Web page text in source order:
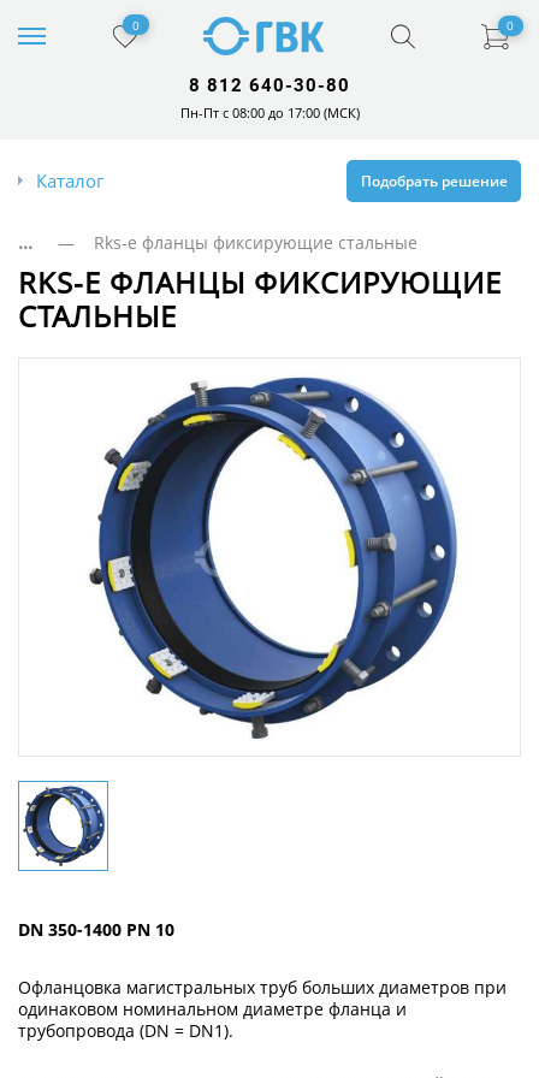
0 0
8 812 640-30-80
Пн-Пт с 08:00 до 17:00 (МСК)
Каталог Подобрать решение
... — Rks-e фланцы фиксирующие стальные
RKS-E ФЛАНЦЫ ФИКСИРУЮЩИЕ
СТАЛЬНЫЕ
DN 350-1400 PN 10
Офланцовка магистральных труб больших диаметров при
одинаковом номинальном диаметре фланца и
трубопровода (DN = DN1).